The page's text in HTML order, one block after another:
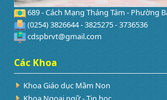
689 - Cách Mạng Tháng Tám - Phường
(0254) 3826644 - 3825275 - 3736536
cdspbrvt@gmail.com
Các Khoa
Khoa Giáo dục Mầm Non